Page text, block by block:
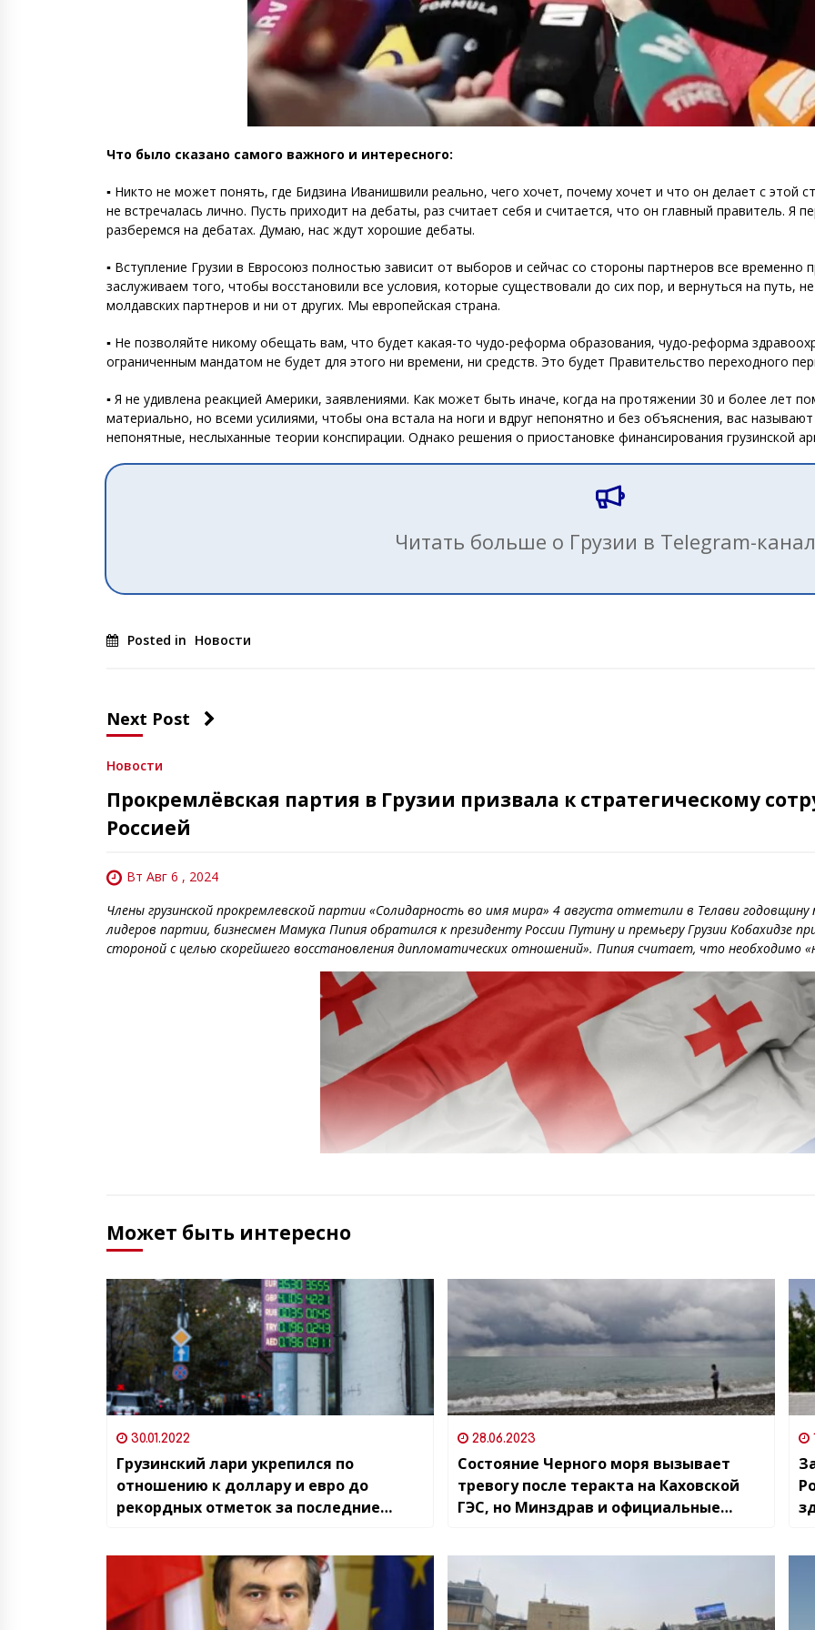
Что было сказано самого важного и интересного:
▪️ Никто не может понять, где Бидзина Иванишвили реально, чего хочет, почему хочет и что он делает с этой
не встречалась лично. Пусть приходит на дебаты, раз считает себя и считается, что он главный правитель. Я
разберемся на дебатах. Думаю, нас ждут хорошие дебаты.
▪️ Вступление Грузии в Евросоюз полностью зависит от выборов и сейчас со стороны партнеров все
заслуживаем того, чтобы восстановили все условия, которые существовали до сих пор, и вернуться на путь,
молдавских партнеров и ни от других. Мы европейская страна.
▪️ Не позволяйте никому обещать вам, что будет какая-то чудо-реформа образования, чудо-реформа
ограниченным мандатом не будет для этого ни времени, ни средств. Это будет Правительство переходного
▪️ Я не удивлена реакцией Америки, заявлениями. Как может быть иначе, когда на протяжении 30 и более лет
материально, но всеми усилиями, чтобы она встала на ноги и вдруг непонятно и без объяснения, вас
непонятные, неслыханные теории конспирации. Однако решения о приостановке финансирования грузинской
Читать больше о Грузии в Telegram-
Posted in Новости
Next Post
Новости
Прокремлёвская партия в Грузии призвала к стратегическому
Россией
Вт Авг 6 , 2024
Члены грузинской прокремлевской партии «Солидарность во имя мира» 4 августа отметили в Телави
лидеров партии, бизнесмен Мамука Пипия обратился к президенту России Путину и премьеру Грузии Кобахидзе
стороной с целью скорейшего восстановления дипломатических отношений». Пипия считает, что необходимо
Может быть интересно
30.01.2022
Грузинский лари укрепился по
отношению к доллару и евро до
рекордных отметок за последние
28.06.2023
Состояние Черного моря вызывает
тревогу после теракта на Каховской
ГЭС, но Минздрав и официальные
регулярные лабораторные
исследования и показатели в норме